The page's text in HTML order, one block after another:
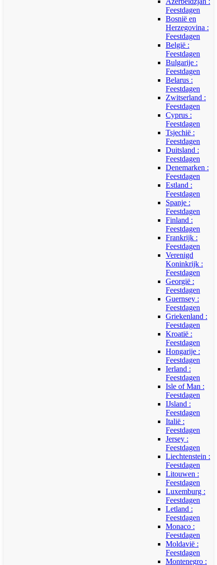
Feestdagen
Bosnië en
Herzegovina :
Feestdagen
België :
Feestdagen
Bulgarije :
Feestdagen
Belarus :
Feestdagen
Zwitserland :
Feestdagen
Cyprus :
Feestdagen
Tsjechië :
Feestdagen
Duitsland :
Feestdagen
Denemarken :
Feestdagen
Estland :
Feestdagen
Spanje :
Feestdagen
Finland :
Feestdagen
Frankrijk :
Feestdagen
Verenigd
Koninkrijk :
Feestdagen
Georgië :
Feestdagen
Guernsey :
Feestdagen
Griekenland :
Feestdagen
Kroatië :
Feestdagen
Hongarije :
Feestdagen
Ierland :
Feestdagen
Isle of Man :
Feestdagen
IJsland :
Feestdagen
Italië :
Feestdagen
Jersey :
Feestdagen
Liechtenstein :
Feestdagen
Litouwen :
Feestdagen
Luxemburg :
Feestdagen
Letland :
Feestdagen
Monaco :
Feestdagen
Moldavië :
Feestdagen
Montenegro :